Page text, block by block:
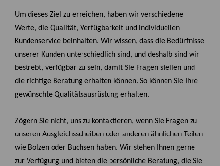
Um dieses Ziel zu erreichen, haben wir verschiedene
Werte, die Qualität, Verfügbarkeit und individuellen
Kundenservice beinhalten. Wir wissen, dass die Bedürfnisse
unserer Kunden unterschiedlich sind, und deshalb sind wir
bestrebt, verfügbar zu sein, damit Sie Fragen stellen und
die richtige Beratung erhalten können. So können Sie Ihre
gewünschte Qualitätsausrüstung erhalten.
Zögern Sie nicht, uns zu kontaktieren, wenn Sie Fragen zu
unseren Ausgleichsscheiben oder anderen ähnlichen Teilen
wie Bolzen oder Buchsen haben. Wir stehen Ihnen gerne
zur Verfügung und bieten die persönliche Beratung, die Sie